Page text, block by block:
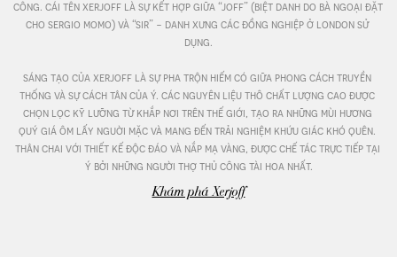
công. cái tên xerjoff là sự kết hợp giữa “joff” (biệt danh do bà ngoại đặt
cho sergio momo) và “sir” - danh xưng các đồng nghiệp ở london sử
dụng.
sáng tạo của xerjoff là sự pha trộn hiếm có giữa phong cách truyền
thống và sự cách tân của ý. các nguyên liệu thô chất lượng cao được
chọn lọc kỹ lưỡng từ khắp nơi trên thế giới, tạo ra những mùi hương
quý giá ôm lấy nguời mặc và mang đến trải nghiệm khứu giác khó quên.
thân chai với thiết kế độc đáo và nắp mạ vàng, được chế tác trực tiếp tại
ý bởi những người thợ thủ công tài hoa nhất.
Khám phá Xerjoff